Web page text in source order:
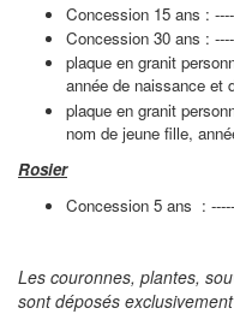
Concession 15 ans :
Concession 30 ans :
plaque en granit
année de naissance et
plaque en granit
nom de jeune fille,
Rosier
Concession 5 ans :
Les couronnes, plantes,
sont déposés